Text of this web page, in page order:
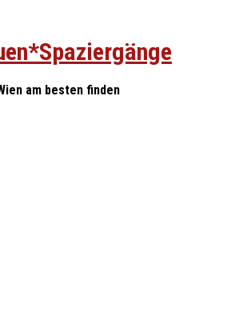
am besten finden